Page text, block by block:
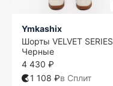
Ymkashix
Шорты VELVET SERIES
Черные
4 430 ₽
1 108 ₽в Сплит